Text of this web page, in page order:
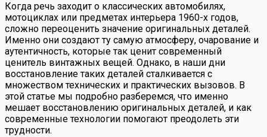
Когда речь заходит о классических автомобилях,
мотоциклах или предметах интерьера 1960-х годов,
сложно переоценить значение оригинальных деталей.
Именно они создают ту самую атмосферу, очарование и
аутентичность, которые так ценит современный
ценитель винтажных вещей. Однако, в наши дни
восстановление таких деталей сталкивается с
множеством технических и практических вызовов. В
этой статье мы подробно разберемся, что именно
мешает восстановлению оригинальных деталей, и как
современные технологии помогают преодолеть эти
трудности.